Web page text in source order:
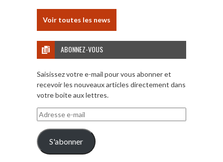
Voir toutes les news
ABONNEZ-VOUS
Saisissez votre e-mail pour vous abonner et
recevoir les nouveaux articles directement dans
votre boite aux lettres.
Adresse
e-
mail
S'abonner